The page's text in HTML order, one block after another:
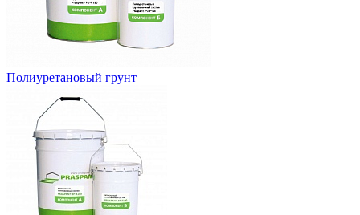
Полиуретановый грунт